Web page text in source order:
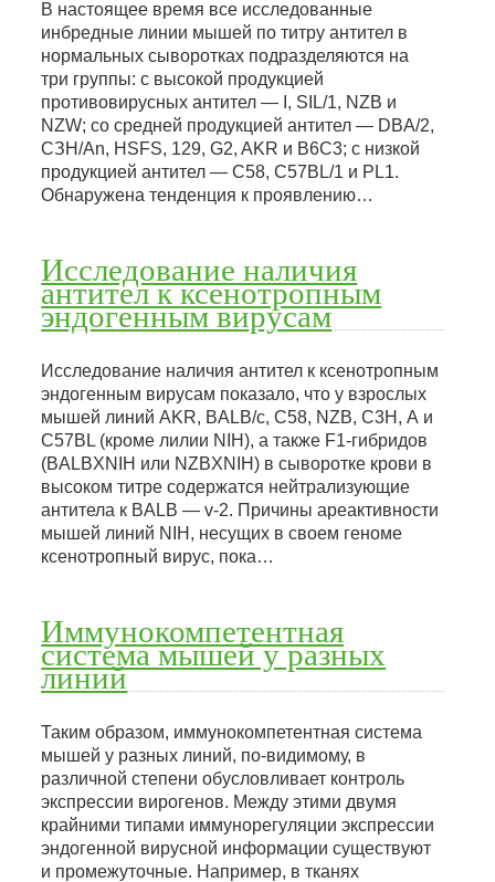
В настоящее время все исследованные
инбредные линии мышей по титру антител в
нормальных сыворотках подразделяются на
три группы: с высокой продукцией
противовирусных антител — I, SIL/1, NZB и
NZW; со средней продукцией антител — DBA/2,
СЗН/Аn, HSFS, 129, G2, AKR и В6С3; с низкой
продукцией антител — С58, C57BL/1 и PL1.
Обнаружена тенденция к проявлению…
Исследование наличия
антител к ксенотропным
эндогенным вирусам
Исследование наличия антител к ксенотропным
эндогенным вирусам показало, что у взрослых
мышей линий AKR, BALB/c, C58, NZB, С3Н, А и
C57BL (кроме лилии NIH), а также F1-гибридов
(BALBXNIH или NZBXNIH) в сыворотке крови в
высоком титре содержатся нейтрализующие
антитела к BALB — v-2. Причины ареактивности
мышей линий NIH, несущих в своем геноме
ксенотропный вирус, пока…
Иммунокомпетентная
система мышей у разных
линий
Таким образом, иммунокомпетентная система
мышей у разных линий, по-видимому, в
различной степени обусловливает контроль
экспрессии вирогенов. Между этими двумя
крайними типами иммунорегуляции экспрессии
эндогенной вирусной информации существуют
и промежуточные. Например, в тканях